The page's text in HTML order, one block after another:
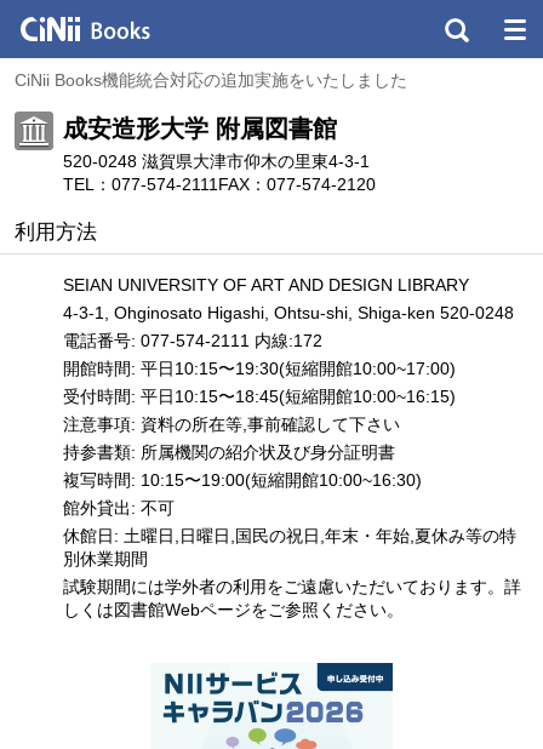
CiNii Books機能統合対応の追加実施をいたしました
成安造形大学 附属図書館
520-0248 滋賀県大津市仰木の里東4-3-1
TEL：077-574-2111 FAX：077-574-2120
利用方法
SEIAN UNIVERSITY OF ART AND DESIGN LIBRARY
4-3-1, Ohginosato Higashi, Ohtsu-shi, Shiga-ken 520-0248
電話番号: 077-574-2111 内線:172
開館時間: 平日10:15〜19:30(短縮開館10:00~17:00)
受付時間: 平日10:15〜18:45(短縮開館10:00~16:15)
注意事項: 資料の所在等,事前確認して下さい
持参書類: 所属機関の紹介状及び身分証明書
複写時間: 10:15〜19:00(短縮開館10:00~16:30)
館外貸出: 不可
休館日: 土曜日,日曜日,国民の祝日,年末・年始,夏休み等の特
別休業期間
試験期間には学外者の利用をご遠慮いただいております。詳
しくは図書館Webページをご参照ください。